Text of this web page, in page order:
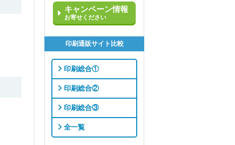
キャンペーン情報
お寄せください
印刷通販サイト比較
印刷総合①
印刷総合②
印刷総合③
全一覧